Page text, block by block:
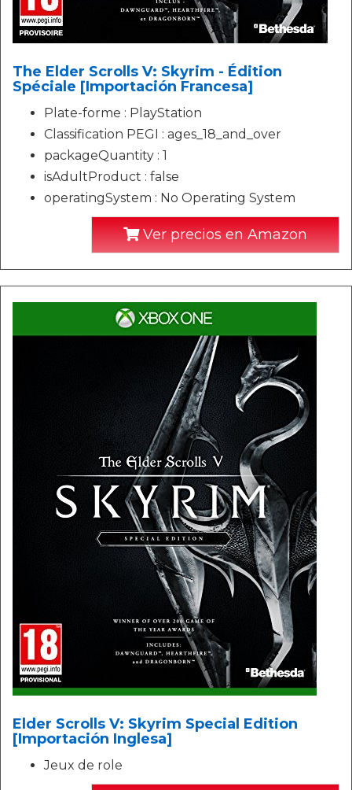
The Elder Scrolls V: Skyrim - Édition
Spéciale [Importación Francesa]
Plate-forme : PlayStation
Classification PEGI : ages_18_and_over
packageQuantity : 1
isAdultProduct : false
operatingSystem : No Operating System
Ver precios en Amazon
Elder Scrolls V: Skyrim Special Edition
[Importación Inglesa]
Jeux de role